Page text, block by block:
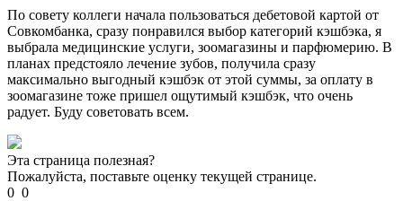
По совету коллеги начала пользоваться дебетовой картой от
Совкомбанка, сразу понравился выбор категорий кэшбэка, я
выбрала медицинские услуги, зоомагазины и парфюмерию. В
планах предстояло лечение зубов, получила сразу
максимально выгодный кэшбэк от этой суммы, за оплату в
зоомагазине тоже пришел ощутимый кэшбэк, что очень
радует. Буду советовать всем.
Эта страница полезная?
Пожалуйста, поставьте оценку текущей странице.
0 0